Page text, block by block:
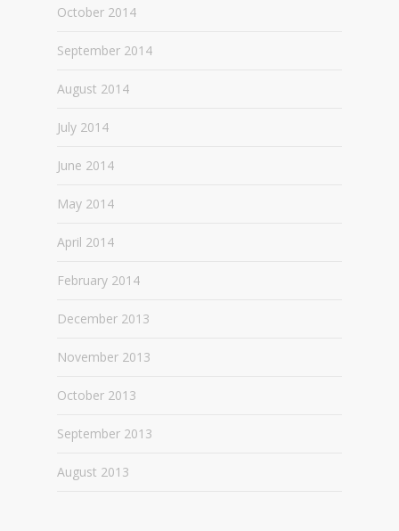
October 2014
September 2014
August 2014
July 2014
June 2014
May 2014
April 2014
February 2014
December 2013
November 2013
October 2013
September 2013
August 2013